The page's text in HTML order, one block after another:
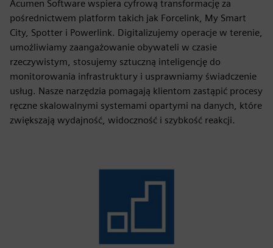
Acumen Software wspiera cyfrową transformację za
pośrednictwem platform takich jak Forcelink, My Smart
City, Spotter i Powerlink. Digitalizujemy operacje w terenie,
umożliwiamy zaangażowanie obywateli w czasie
rzeczywistym, stosujemy sztuczną inteligencję do
monitorowania infrastruktury i usprawniamy świadczenie
usług. Nasze narzędzia pomagają klientom zastąpić procesy
ręczne skalowalnymi systemami opartymi na danych, które
zwiększają wydajność, widoczność i szybkość reakcji.